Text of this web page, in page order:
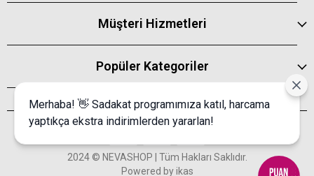
Müşteri Hizmetleri
Popüler Kategoriler
2024 © NEVASHOP | Tüm Hakları Saklıdır.
Powered by ikas
Merhaba! 👋 Sadakat programımıza katıl, harcama
yaptıkça ekstra indirimlerden yararlan!